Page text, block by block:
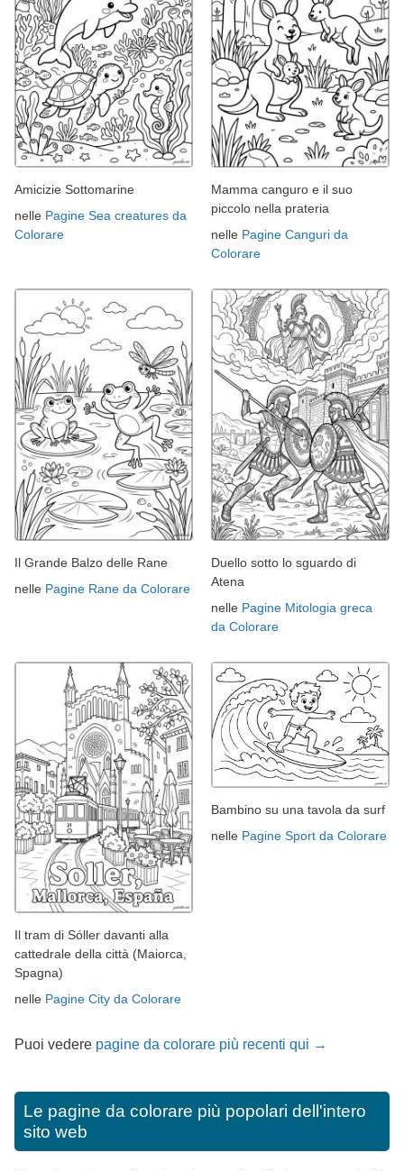
Amicizie Sottomarine
nelle Pagine Sea creatures da
Colorare
Mamma canguro e il suo
piccolo nella prateria
nelle Pagine Canguri da
Colorare
Il Grande Balzo delle Rane
nelle Pagine Rane da Colorare
Duello sotto lo sguardo di
Atena
nelle Pagine Mitologia greca
da Colorare
Il tram di Sóller davanti alla
cattedrale della città (Maiorca,
Spagna)
nelle Pagine City da Colorare
Bambino su una tavola da surf
nelle Pagine Sport da Colorare
Puoi vedere pagine da colorare più recenti qui →
Le pagine da colorare più popolari dell'intero
sito web